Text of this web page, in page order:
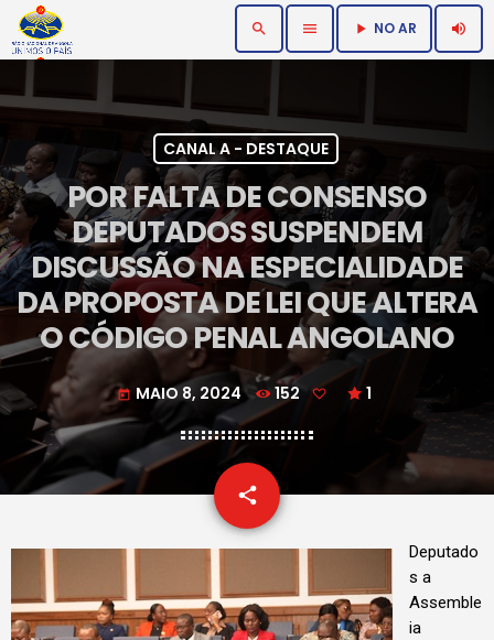
search menu play_arrow NO AR volume_up
CANAL A - DESTAQUE
POR FALTA DE CONSENSO
DEPUTADOS SUSPENDEM
DISCUSSÃO NA ESPECIALIDADE
DA PROPOSTA DE LEI QUE ALTERA
O CÓDIGO PENAL ANGOLANO
today MAIO 8, 2024 152 1
share
email
Deputado
s a
Assemble
ia